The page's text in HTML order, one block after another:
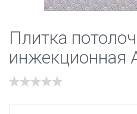
Плитка
инжекционная